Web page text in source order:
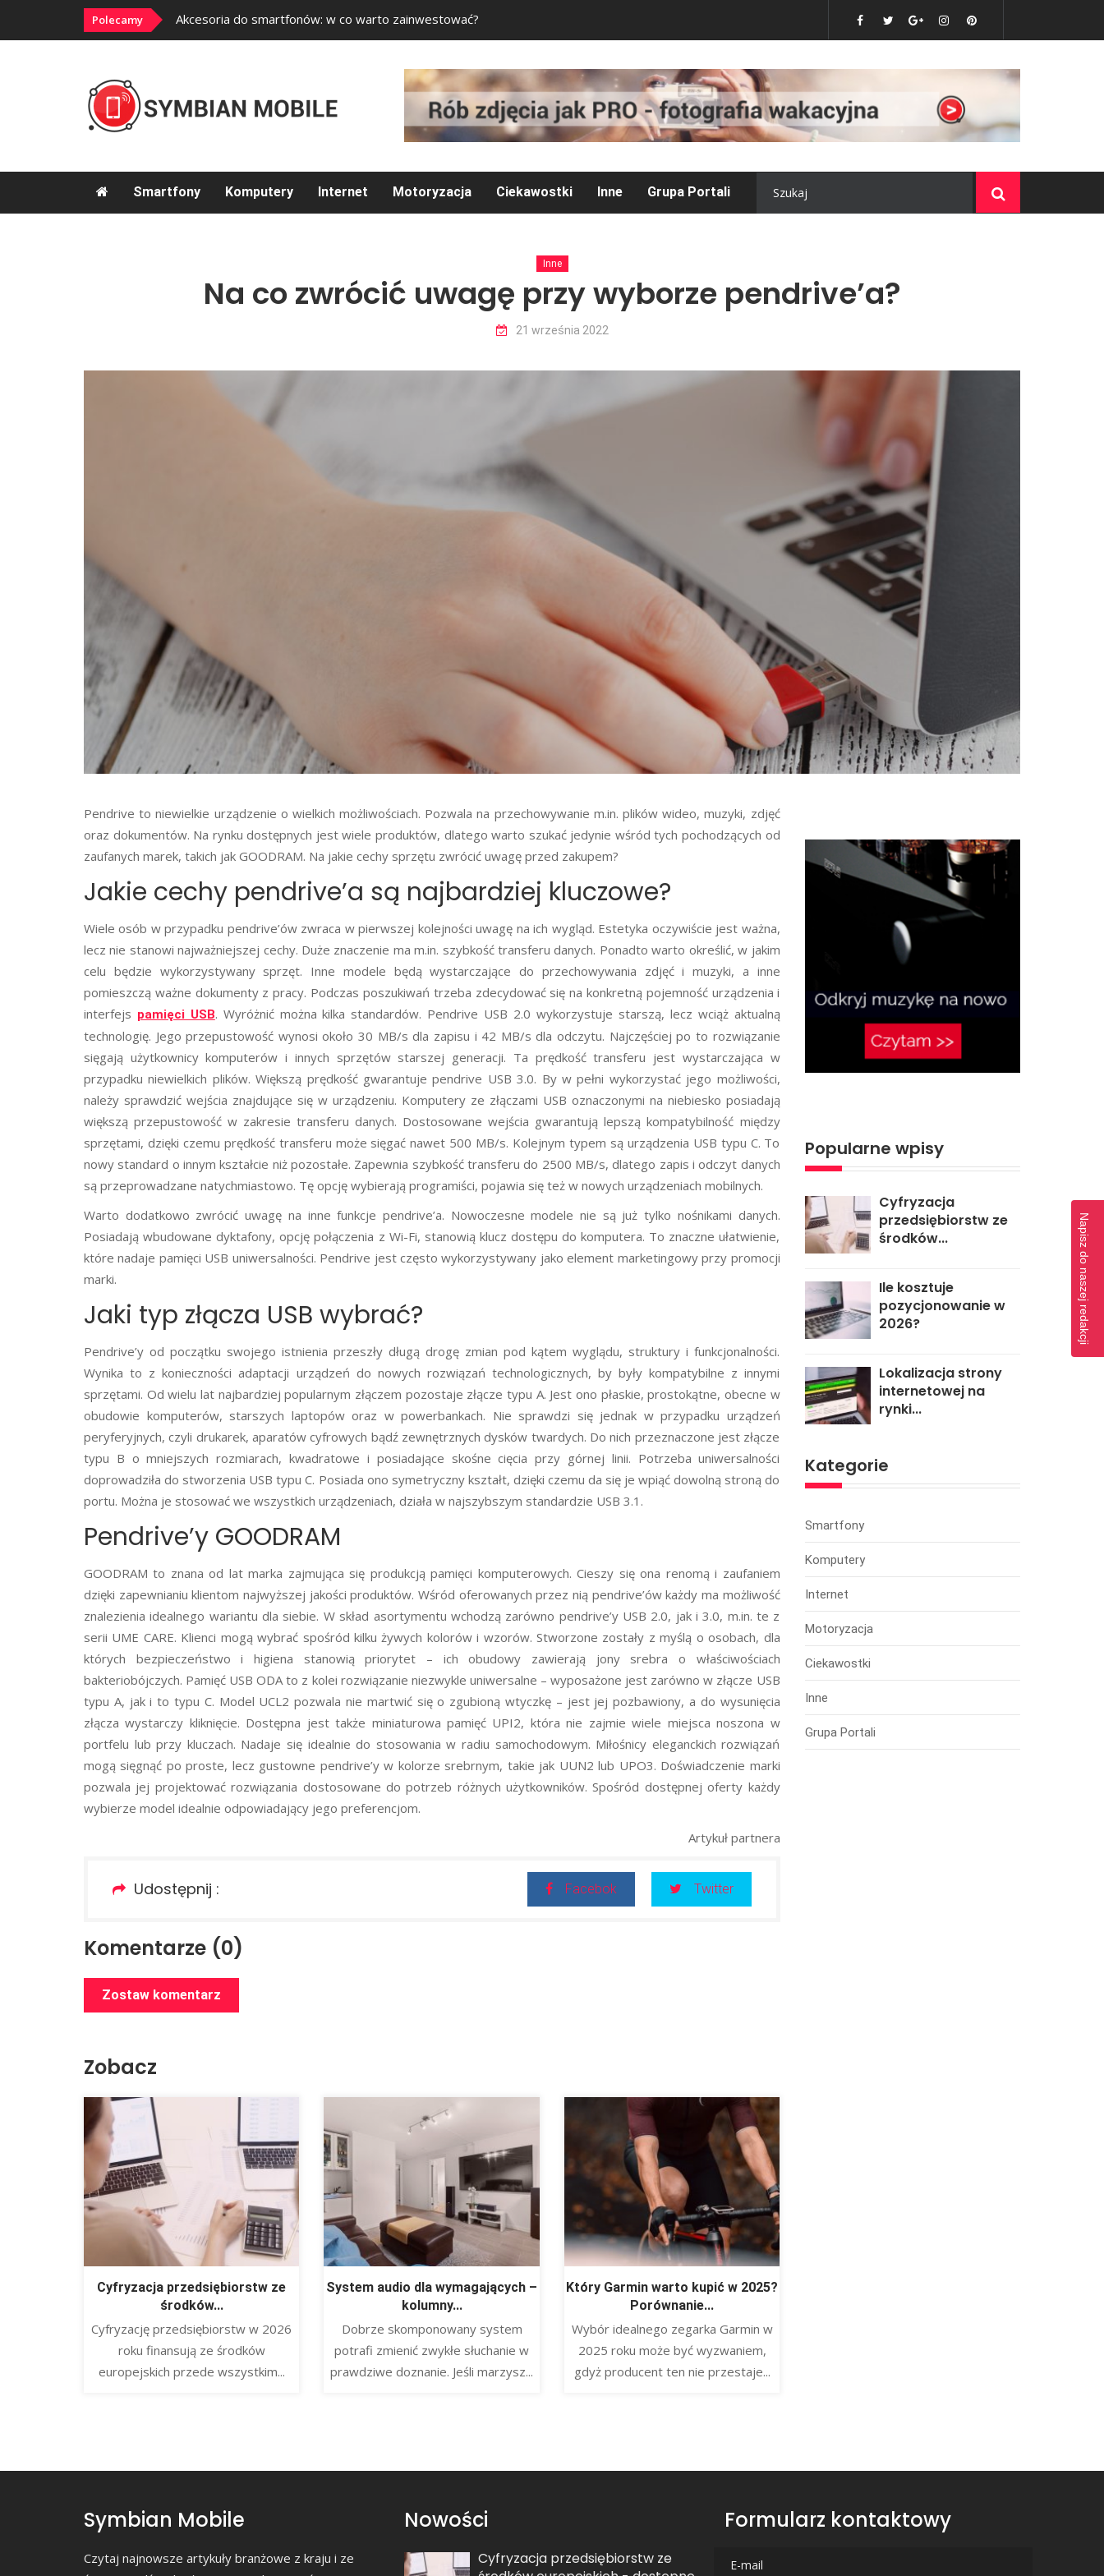
Polecamy Akcesoria do smartfonów: w co warto zainwestować?
Smartfony Komputery Internet Motoryzacja Ciekawostki Inne Grupa Portali
Inne
Na co zwrócić uwagę przy wyborze pendrive’a?
21 września 2022
Pendrive to niewielkie urządzenie o wielkich możliwościach. Pozwala na przechowywanie m.in. plików wideo, muzyki, zdjęć
oraz dokumentów. Na rynku dostępnych jest wiele produktów, dlatego warto szukać jedynie wśród tych pochodzących od
zaufanych marek, takich jak GOODRAM. Na jakie cechy sprzętu zwrócić uwagę przed zakupem?
Jakie cechy pendrive’a są najbardziej kluczowe?
Wiele osób w przypadku pendrive’ów zwraca w pierwszej kolejności uwagę na ich wygląd. Estetyka oczywiście jest ważna,
lecz nie stanowi najważniejszej cechy. Duże znaczenie ma m.in. szybkość transferu danych. Ponadto warto określić, w jakim
celu będzie wykorzystywany sprzęt. Inne modele będą wystarczające do przechowywania zdjęć i muzyki, a inne
pomieszczą ważne dokumenty z pracy. Podczas poszukiwań trzeba zdecydować się na konkretną pojemność urządzenia i
interfejs pamięci USB. Wyróżnić można kilka standardów. Pendrive USB 2.0 wykorzystuje starszą, lecz wciąż aktualną
technologię. Jego przepustowość wynosi około 30 MB/s dla zapisu i 42 MB/s dla odczytu. Najczęściej po to rozwiązanie
sięgają użytkownicy komputerów i innych sprzętów starszej generacji. Ta prędkość transferu jest wystarczająca w
przypadku niewielkich plików. Większą prędkość gwarantuje pendrive USB 3.0. By w pełni wykorzystać jego możliwości,
należy sprawdzić wejścia znajdujące się w urządzeniu. Komputery ze złączami USB oznaczonymi na niebiesko posiadają
większą przepustowość w zakresie transferu danych. Dostosowane wejścia gwarantują lepszą kompatybilność między
sprzętami, dzięki czemu prędkość transferu może sięgać nawet 500 MB/s. Kolejnym typem są urządzenia USB typu C. To
nowy standard o innym kształcie niż pozostałe. Zapewnia szybkość transferu do 2500 MB/s, dlatego zapis i odczyt danych
są przeprowadzane natychmiastowo. Tę opcję wybierają programiści, pojawia się też w nowych urządzeniach mobilnych.
Warto dodatkowo zwrócić uwagę na inne funkcje pendrive’a. Nowoczesne modele nie są już tylko nośnikami danych.
Posiadają wbudowane dyktafony, opcję połączenia z Wi-Fi, stanowią klucz dostępu do komputera. To znaczne ułatwienie,
które nadaje pamięci USB uniwersalności. Pendrive jest często wykorzystywany jako element marketingowy przy promocji
marki.
Jaki typ złącza USB wybrać?
Pendrive’y od początku swojego istnienia przeszły długą drogę zmian pod kątem wyglądu, struktury i funkcjonalności.
Wynika to z konieczności adaptacji urządzeń do nowych rozwiązań technologicznych, by były kompatybilne z innymi
sprzętami. Od wielu lat najbardziej popularnym złączem pozostaje złącze typu A. Jest ono płaskie, prostokątne, obecne w
obudowie komputerów, starszych laptopów oraz w powerbankach. Nie sprawdzi się jednak w przypadku urządzeń
peryferyjnych, czyli drukarek, aparatów cyfrowych bądź zewnętrznych dysków twardych. Do nich przeznaczone jest złącze
typu B o mniejszych rozmiarach, kwadratowe i posiadające skośne cięcia przy górnej linii. Potrzeba uniwersalności
doprowadziła do stworzenia USB typu C. Posiada ono symetryczny kształt, dzięki czemu da się je wpiąć dowolną stroną do
portu. Można je stosować we wszystkich urządzeniach, działa w najszybszym standardzie USB 3.1.
Pendrive’y GOODRAM
GOODRAM to znana od lat marka zajmująca się produkcją pamięci komputerowych. Cieszy się ona renomą i zaufaniem
dzięki zapewnianiu klientom najwyższej jakości produktów. Wśród oferowanych przez nią pendrive’ów każdy ma możliwość
znalezienia idealnego wariantu dla siebie. W skład asortymentu wchodzą zarówno pendrive’y USB 2.0, jak i 3.0, m.in. te z
serii UME CARE. Klienci mogą wybrać spośród kilku żywych kolorów i wzorów. Stworzone zostały z myślą o osobach, dla
których bezpieczeństwo i higiena stanowią priorytet – ich obudowy zawierają jony srebra o właściwościach
bakteriobójczych. Pamięć USB ODA to z kolei rozwiązanie niezwykle uniwersalne – wyposażone jest zarówno w złącze USB
typu A, jak i to typu C. Model UCL2 pozwala nie martwić się o zgubioną wtyczkę – jest jej pozbawiony, a do wysunięcia
złącza wystarczy kliknięcie. Dostępna jest także miniaturowa pamięć UPI2, która nie zajmie wiele miejsca noszona w
portfelu lub przy kluczach. Nadaje się idealnie do stosowania w radiu samochodowym. Miłośnicy eleganckich rozwiązań
mogą sięgnąć po proste, lecz gustowne pendrive’y w kolorze srebrnym, takie jak UUN2 lub UPO3. Doświadczenie marki
pozwala jej projektować rozwiązania dostosowane do potrzeb różnych użytkowników. Spośród dostępnej oferty każdy
wybierze model idealnie odpowiadający jego preferencjom.
Artykuł partnera
Udostępnij : Facebok Twitter
Komentarze (0)
Zostaw komentarz
Zobacz
Cyfryzacja przedsiębiorstw ze
środków...
​Cyfryzację przedsiębiorstw w 2026
roku finansują ze środków
europejskich przede wszystkim...
System audio dla wymagających –
kolumny...
Dobrze skomponowany system
potrafi zmienić zwykłe słuchanie w
prawdziwe doznanie. Jeśli marzysz...
Który Garmin warto kupić w 2025?
Porównanie...
Wybór idealnego zegarka Garmin w
2025 roku może być wyzwaniem,
gdyż producent ten nie przestaje...
Popularne wpisy
Cyfryzacja
przedsiębiorstw ze
środków...
Ile kosztuje
pozycjonowanie w
2026?
Lokalizacja strony
internetowej na
rynki...
Kategorie
Smartfony
Komputery
Internet
Motoryzacja
Ciekawostki
Inne
Grupa Portali
Symbian Mobile
Czytaj najnowsze artykuły branżowe z kraju i ze
Nowości
Cyfryzacja przedsiębiorstw ze
Formularz kontaktowy
Napisz do naszej redakcji